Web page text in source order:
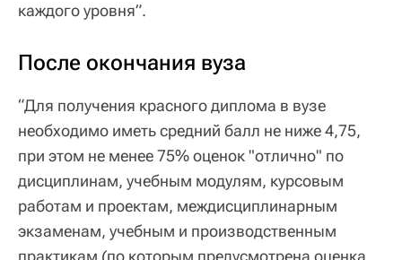
каждого уровня”.
После окончания вуза
“Для получения красного диплома в вузе
необходимо иметь средний балл не ниже 4,75,
при этом не менее 75% оценок "отлично" по
дисциплинам, учебным модулям, курсовым
работам и проектам, междисциплинарным
экзаменам, учебным и производственным
практикам (по которым предусмотрена оценка